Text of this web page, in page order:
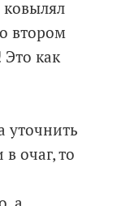
втором
как
уточнить
очаг, то